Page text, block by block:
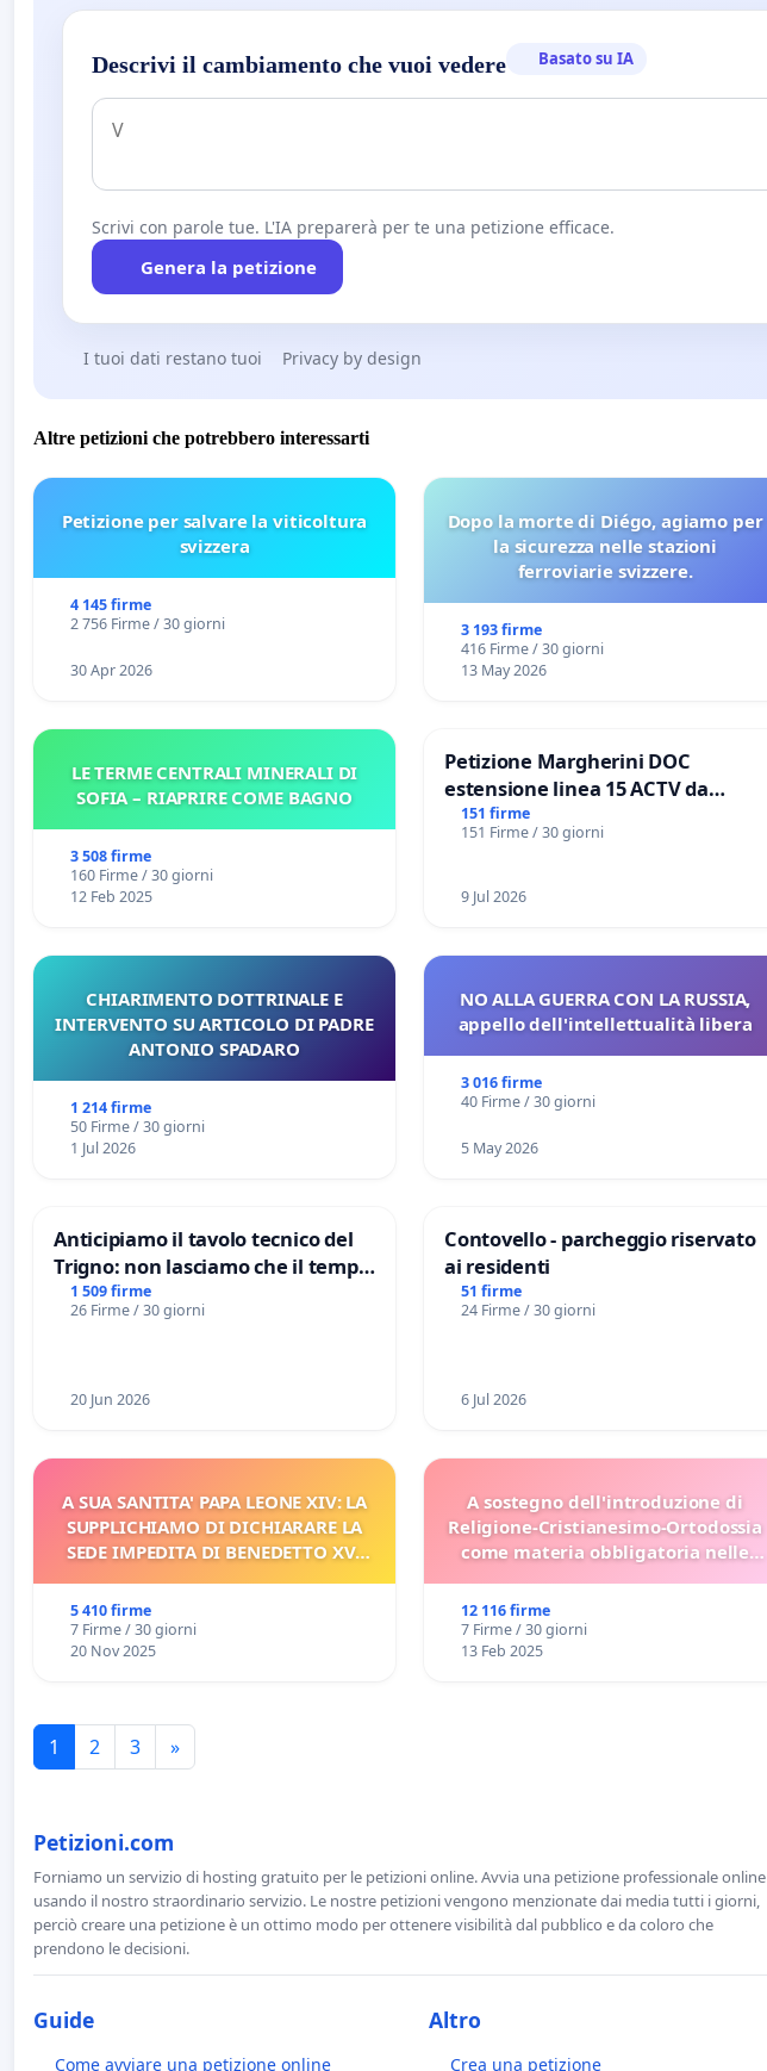
Descrivi il cambiamento che vuoi vedere Basato su IA
Scrivi con parole tue. L'IA preparerà per te una petizione efficace.
Genera la petizione
I tuoi dati restano tuoi Privacy by design
Altre petizioni che potrebbero interessarti
Petizione per salvare la viticoltura
svizzera
4 145 firme
2 756 Firme / 30 giorni
30 Apr 2026
Dopo la morte di Diégo, agiamo per
la sicurezza nelle stazioni
ferroviarie svizzere.
3 193 firme
416 Firme / 30 giorni
13 May 2026
LE TERME CENTRALI MINERALI DI
SOFIA – RIAPRIRE COME BAGNO
3 508 firme
160 Firme / 30 giorni
12 Feb 2025
Petizione Margherini DOC
estensione linea 15 ACTV da
Marghera P.zza S. Antonio
all'aeroporto Marco Polo tariffa a
151 firme
151 Firme / 30 giorni
9 Jul 2026
CHIARIMENTO DOTTRINALE E
INTERVENTO SU ARTICOLO DI PADRE
ANTONIO SPADARO
1 214 firme
50 Firme / 30 giorni
1 Jul 2026
NO ALLA GUERRA CON LA RUSSIA,
appello dell'intellettualità libera
3 016 firme
40 Firme / 30 giorni
5 May 2026
Anticipiamo il tavolo tecnico del
Trigno: non lasciamo che il tempo
rallenti le ricerche di Domenico
Racanati
1 509 firme
26 Firme / 30 giorni
20 Jun 2026
Contovello - parcheggio riservato
ai residenti
51 firme
24 Firme / 30 giorni
6 Jul 2026
A SUA SANTITA' PAPA LEONE XIV: LA
SUPPLICHIAMO DI DICHIARARE LA
SEDE IMPEDITA DI BENEDETTO XVI
5 410 firme
7 Firme / 30 giorni
20 Nov 2025
A sostegno dell'introduzione di
Religione-Cristianesimo-Ortodossia
come materia obbligatoria nelle
12 116 firme
7 Firme / 30 giorni
13 Feb 2025
1 2 3 »
Petizioni.com
Forniamo un servizio di hosting gratuito per le petizioni online. Avvia una petizione professionale online
usando il nostro straordinario servizio. Le nostre petizioni vengono menzionate dai media tutti i giorni,
perciò creare una petizione è un ottimo modo per ottenere visibilità dal pubblico e da coloro che
prendono le decisioni.
Guide
Come avviare una petizione online
Altro
Crea una petizione